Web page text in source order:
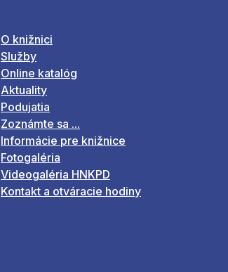
O knižnici
Služby
Online katalóg
Aktuality
Podujatia
Zoznámte sa ...
Informácie pre knižnice
Fotogaléria
Videogaléria HNKPD
Kontakt a otváracie hodiny